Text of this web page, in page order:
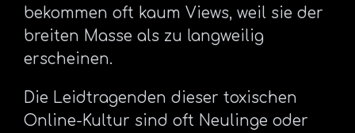
bekommen oft kaum Views, weil sie der
breiten Masse als zu langweilig
erscheinen.
Die Leidtragenden dieser toxischen
Online-Kultur sind oft Neulinge oder